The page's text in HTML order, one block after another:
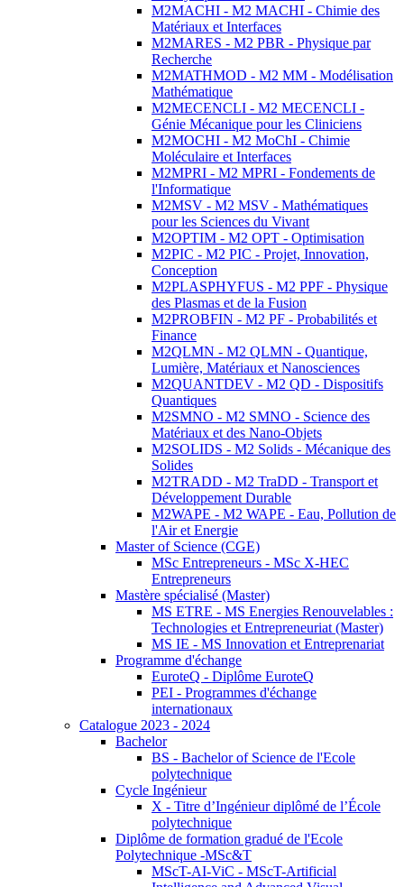
M2MACHI - M2 MACHI - Chimie des
Matériaux et Interfaces
M2MARES - M2 PBR - Physique par
Recherche
M2MATHMOD - M2 MM - Modélisation
Mathématique
M2MECENCLI - M2 MECENCLI -
Génie Mécanique pour les Cliniciens
M2MOCHI - M2 MoChI - Chimie
Moléculaire et Interfaces
M2MPRI - M2 MPRI - Fondements de
l'Informatique
M2MSV - M2 MSV - Mathématiques
pour les Sciences du Vivant
M2OPTIM - M2 OPT - Optimisation
M2PIC - M2 PIC - Projet, Innovation,
Conception
M2PLASPHYFUS - M2 PPF - Physique
des Plasmas et de la Fusion
M2PROBFIN - M2 PF - Probabilités et
Finance
M2QLMN - M2 QLMN - Quantique,
Lumière, Matériaux et Nanosciences
M2QUANTDEV - M2 QD - Dispositifs
Quantiques
M2SMNO - M2 SMNO - Science des
Matériaux et des Nano-Objets
M2SOLIDS - M2 Solids - Mécanique des
Solides
M2TRADD - M2 TraDD - Transport et
Développement Durable
M2WAPE - M2 WAPE - Eau, Pollution de
l'Air et Energie
Master of Science (CGE)
MSc Entrepreneurs - MSc X-HEC
Entrepreneurs
Mastère spécialisé (Master)
MS ETRE - MS Energies Renouvelables :
Technologies et Entrepreneuriat (Master)
MS IE - MS Innovation et Entreprenariat
Programme d'échange
EuroteQ - Diplôme EuroteQ
PEI - Programmes d'échange
internationaux
Catalogue 2023 - 2024
Bachelor
BS - Bachelor of Science de l'Ecole
polytechnique
Cycle Ingénieur
X - Titre d’Ingénieur diplômé de l’École
polytechnique
Diplôme de formation gradué de l'Ecole
Polytechnique -MSc&T
MScT-AI-ViC - MScT-Artificial